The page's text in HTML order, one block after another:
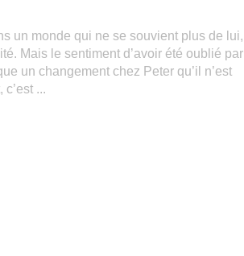
un monde qui ne se souvient plus de lui,
Mais le sentiment d’avoir été oublié par
un changement chez Peter qu’il n’est
...